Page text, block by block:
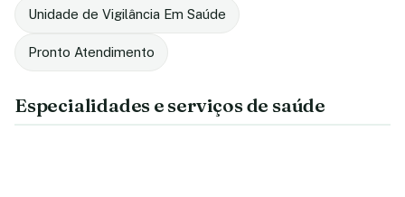
Unidade de Vigilância Em Saúde
Pronto Atendimento
Especialidades e serviços de saúde